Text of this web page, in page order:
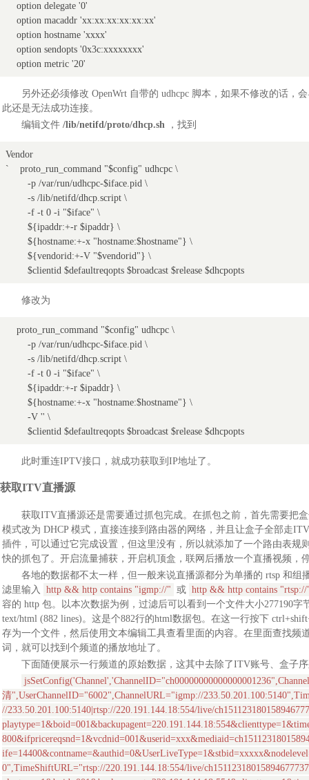
    option delegate '0'
    option macaddr 'xx:xx:xx:xx:xx:xx'
    option hostname 'xxxx'
    option sendopts '0x3c:xxxxxxxx'
    option metric '20'
另外还必须修改 OpenWrt 自带的 udhcpc 脚本，如果不修改的话，
此还是无法成功连接。
编辑文件 /lib/netifd/proto/dhcp.sh ，找到
Vendor
`    proto_run_command "$config" udhcpc \
        -p /var/run/udhcpc-$iface.pid \
        -s /lib/netifd/dhcp.script \
        -f -t 0 -i "$iface" \
        ${ipaddr:+-r $ipaddr} \
        ${hostname:+-x "hostname:$hostname"} \
        ${vendorid:+-V "$vendorid"} \
        $clientid $defaultreqopts $broadcast $release $dhcpopts
修改为
    proto_run_command "$config" udhcpc \
        -p /var/run/udhcpc-$iface.pid \
        -s /lib/netifd/dhcp.script \
        -f -t 0 -i "$iface" \
        ${ipaddr:+-r $ipaddr} \
        ${hostname:+-x "hostname:$hostname"} \
        -V '' \
        $clientid $defaultreqopts $broadcast $release $dhcpopts
此时重连IPTV接口，就成功获取到IP地址了。
获取ITV直播源
获取ITV直播源还是需要通过抓包完成。在抓包之前，首先需要把
模式改为 DHCP 模式，直接连接到路由器的网络，并且让盒子全部走
插件，可以通过它完成设置，但这里没有，所以就添加了一个路由表规
快的抓包了。开启流量捕获，开启机顶盒，联网后播放一个直播视频，
各地的数据都不太一样，但一般来说直播源都分为单播的 rtsp 和组
滤里输入
http && http contains "igmp://" 或 http && http contains
容的 http 包。以本次数据为例，过滤后可以看到一个文件大小277190字
text/html (882 lines)。这是个882行的html数据包。在这一行按下
存为一个文件，然后使用文本编辑工具查看里面的内容。在里面查找频
词，就可以找到个频道的播放地址了。
下面随便展示一行频道的原始数据，这其中去除了ITV账号、盒子
清",UserChannelID="6002",ChannelURL="igmp://
//233.50.201.100:5140|rtsp://220.191.144.18:554/live/
0",TimeShiftURL="rtsp://220.191.144.18:554/live/